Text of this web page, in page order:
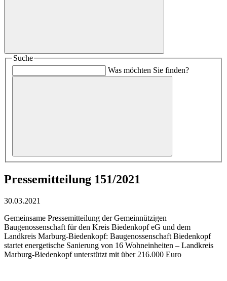
Suche
Was möchten Sie finden?
Pressemitteilung 151/2021
30.03.2021
Gemeinsame Pressemitteilung der Gemeinnützigen
Baugenossenschaft für den Kreis Biedenkopf eG und dem
Landkreis Marburg-Biedenkopf: Baugenossenschaft Biedenkopf
startet energetische Sanierung von 16 Wohneinheiten – Landkreis
Marburg-Biedenkopf unterstützt mit über 216.000 Euro